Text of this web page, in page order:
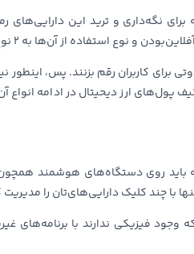
نگه‌داری و ترید این دارایی‌های
استفاده از آن‌ها به ۲ نوع تقسیم می‌شوند.
برای کاربران رقم بزنند. پس، اینطور
پول‌های ارز دیحیتال در ادامه انواع
که باید روی دستگاه‌های هوشمند
با چند کلیک دارایی‌های‌تان را مدیریت